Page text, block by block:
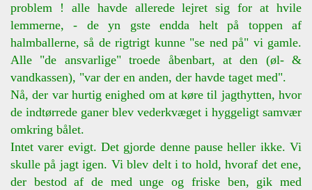
problem ! alle havde allerede lejret sig for at hvile
lemmerne, - de yn gste endda helt på toppen af
halmballerne, så de rigtrigt kunne "se ned på" vi gamle.
Alle "de ansvarlige" troede åbenbart, at den (øl- &
vandkassen), "var der en anden, der havde taget med".
Nå, der var hurtig enighed om at køre til jagthytten, hvor
de indtørrede ganer blev vederkvæget i hyggeligt samvær
omkring bålet.
Intet varer evigt. Det gjorde denne pause heller ikke. Vi
skulle på jagt igen. Vi blev delt i to hold, hvoraf det ene,
der bestod af de med unge og friske ben, gik med